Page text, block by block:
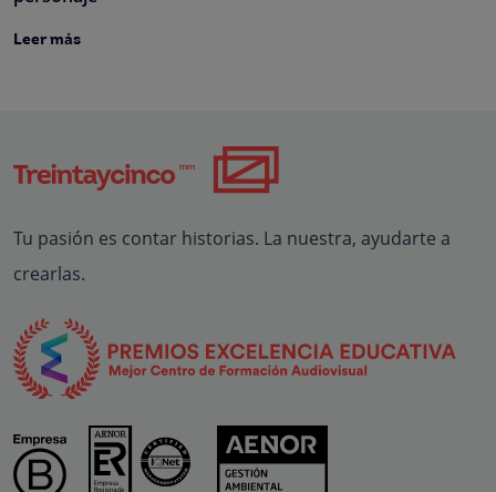
Leer más
Tu pasión es contar historias. La nuestra, ayudarte a
crearlas.